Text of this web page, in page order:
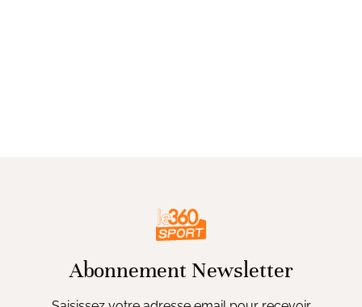
Abonnement Newsletter